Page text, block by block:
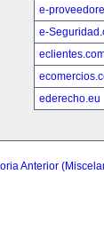
e-
e-
ederecho.eu
Anterior